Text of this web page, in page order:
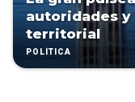
autoridades y
territorial
POLÍTICA